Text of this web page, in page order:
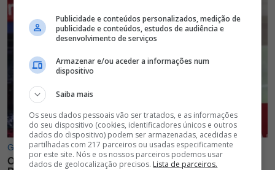
Publicidade e conteúdos personalizados, medição de
publicidade e conteúdos, estudos de audiência e
desenvolvimento de serviços
Armazenar e/ou aceder a informações num
dispositivo
Saiba mais
Os seus dados pessoais vão ser tratados, e as informações
do seu dispositivo (cookies, identificadores únicos e outros
dados do dispositivo) podem ser armazenadas, acedidas e
partilhadas com 217 parceiros ou usadas especificamente
por este site. Nós e os nossos parceiros podemos usar
dados de geolocalização precisos. Lista de parceiros.